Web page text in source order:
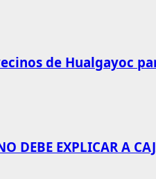
de Hualgayoc
DEBE EXPLICAR A